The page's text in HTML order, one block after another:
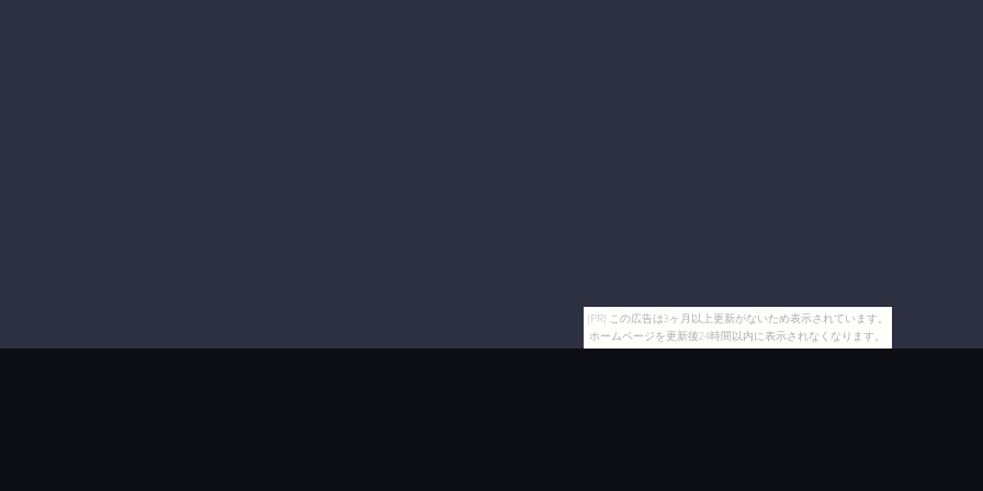
[PR] この広告は3ヶ月以上更新がないため表示されています。
ホームページを更新後24時間以内に表示されなくなります。